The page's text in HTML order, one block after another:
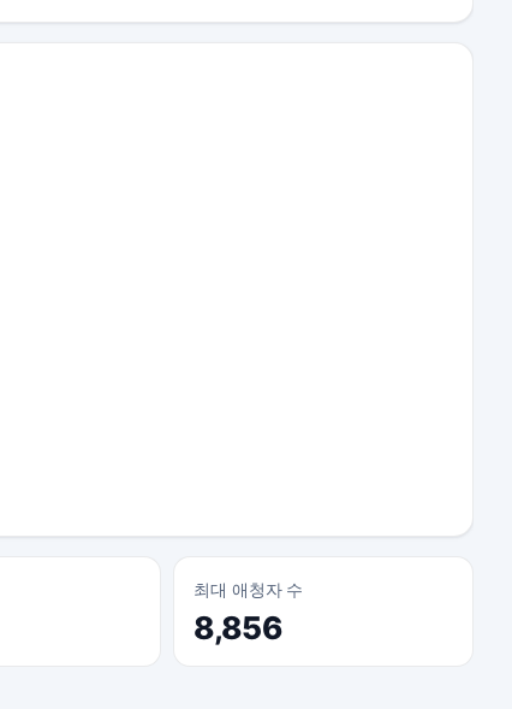
최대 애청자 수
8,856